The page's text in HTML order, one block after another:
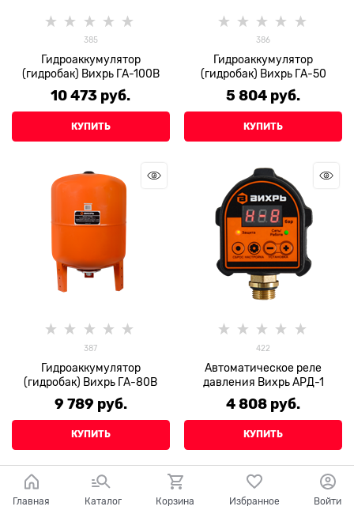
385
Гидроаккумулятор
(гидробак) Вихрь ГА-100В
10 473 руб.
КУПИТЬ
386
Гидроаккумулятор
(гидробак) Вихрь ГА-50
5 804 руб.
КУПИТЬ
387
Гидроаккумулятор
(гидробак) Вихрь ГА-80В
9 789 руб.
КУПИТЬ
422
Автоматическое реле
давления Вихрь АРД-1
4 808 руб.
КУПИТЬ
Главная Каталог Корзина Избранное Войти